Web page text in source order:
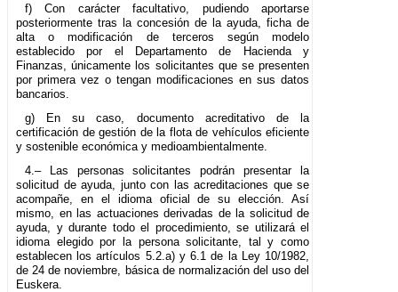
f) Con carácter facultativo, pudiendo aportarse
posteriormente tras la concesión de la ayuda, ficha de
alta o modificación de terceros según modelo
establecido por el Departamento de Hacienda y
Finanzas, únicamente los solicitantes que se presenten
por primera vez o tengan modificaciones en sus datos
bancarios.
g) En su caso, documento acreditativo de la
certificación de gestión de la flota de vehículos eficiente
y sostenible económica y medioambientalmente.
4.– Las personas solicitantes podrán presentar la
solicitud de ayuda, junto con las acreditaciones que se
acompañe, en el idioma oficial de su elección. Así
mismo, en las actuaciones derivadas de la solicitud de
ayuda, y durante todo el procedimiento, se utilizará el
idioma elegido por la persona solicitante, tal y como
establecen los artículos 5.2.a) y 6.1 de la Ley 10/1982,
de 24 de noviembre, básica de normalización del uso del
Euskera.